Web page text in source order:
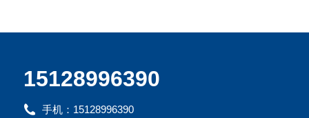
15128996390
手机：15128996390